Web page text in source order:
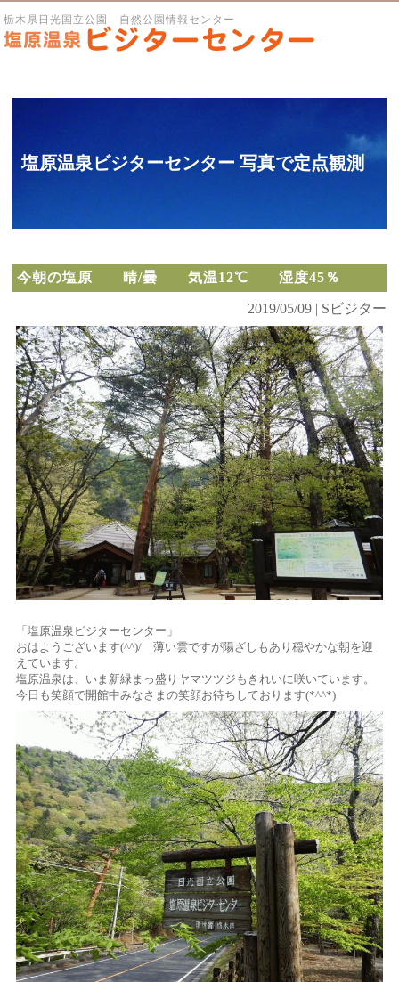
栃木県日光国立公園 自然公園情報センター
塩原温泉ビジターセンター 写真で定点観測
今朝の塩原 晴/曇 気温12℃ 湿度45％
2019/05/09 | Sビジター
「塩原温泉ビジターセンター」
おはようございます(^^)/ 薄い雲ですが陽ざしもあり穏やかな朝を迎
えています。
塩原温泉は、いま新緑まっ盛りヤマツツジもきれいに咲いています。
今日も笑顔で開館中みなさまの笑顔お待ちしております(*^^*)